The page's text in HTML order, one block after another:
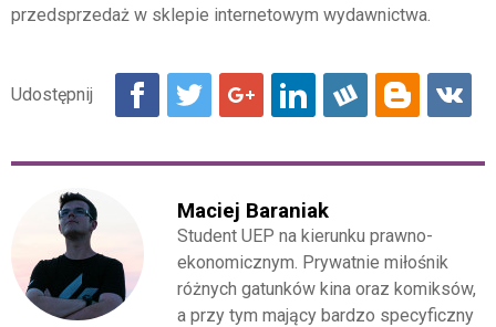
przedsprzedaż w sklepie internetowym wydawnictwa.
Maciej Baraniak
Student UEP na kierunku prawno-
ekonomicznym. Prywatnie miłośnik
różnych gatunków kina oraz komiksów,
a przy tym mający bardzo specyficzny